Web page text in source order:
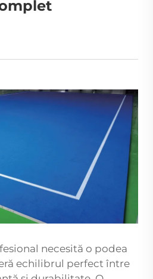
necesită o podea
echilibrul perfect între